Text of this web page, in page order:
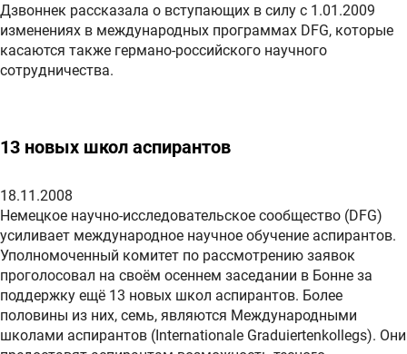
Дзвоннек рассказала о вступающих в силу с 1.01.2009
изменениях в международных программах DFG, которые
касаются также германо-российского научного
сотрудничества.
13 новых школ аспирантов
18.11.2008
Немецкое научно-исследовательское сообщество (DFG)
усиливает международное научное обучение аспирантов.
Уполномоченный комитет по рассмотрению заявок
проголосовал на своём осеннем заседании в Бонне за
поддержку ещё 13 новых школ аспирантов. Более
половины из них, семь, являются Международными
школами аспирантов (Internationale Graduiertenkollegs). Они